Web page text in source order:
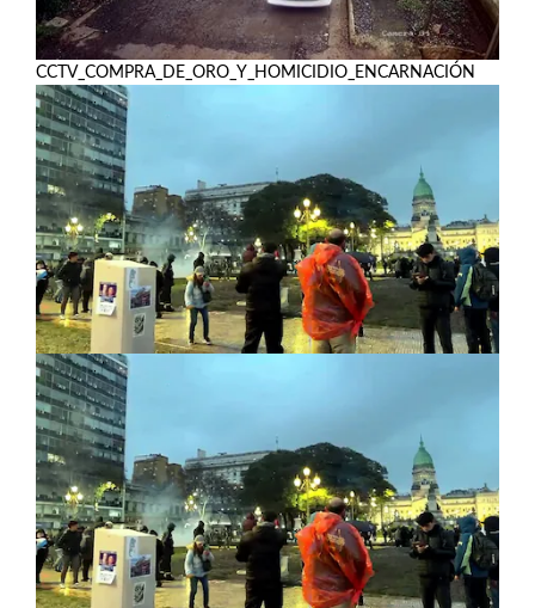
CCTV_COMPRA_DE_ORO_Y_HOMICIDIO_ENCARNACIÓN
Ver más